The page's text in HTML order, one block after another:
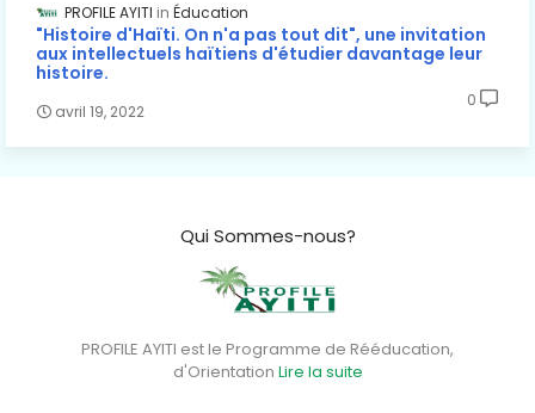
PROFILE AYITI Éducation
"Histoire d'Haïti. On n'a pas tout dit", une invitation
aux intellectuels haïtiens d'étudier davantage leur
histoire.
avril 19, 2022
0
Qui Sommes-nous?
PROFILE AYITI est le Programme de Rééducation,
d'Orientation Lire la suite